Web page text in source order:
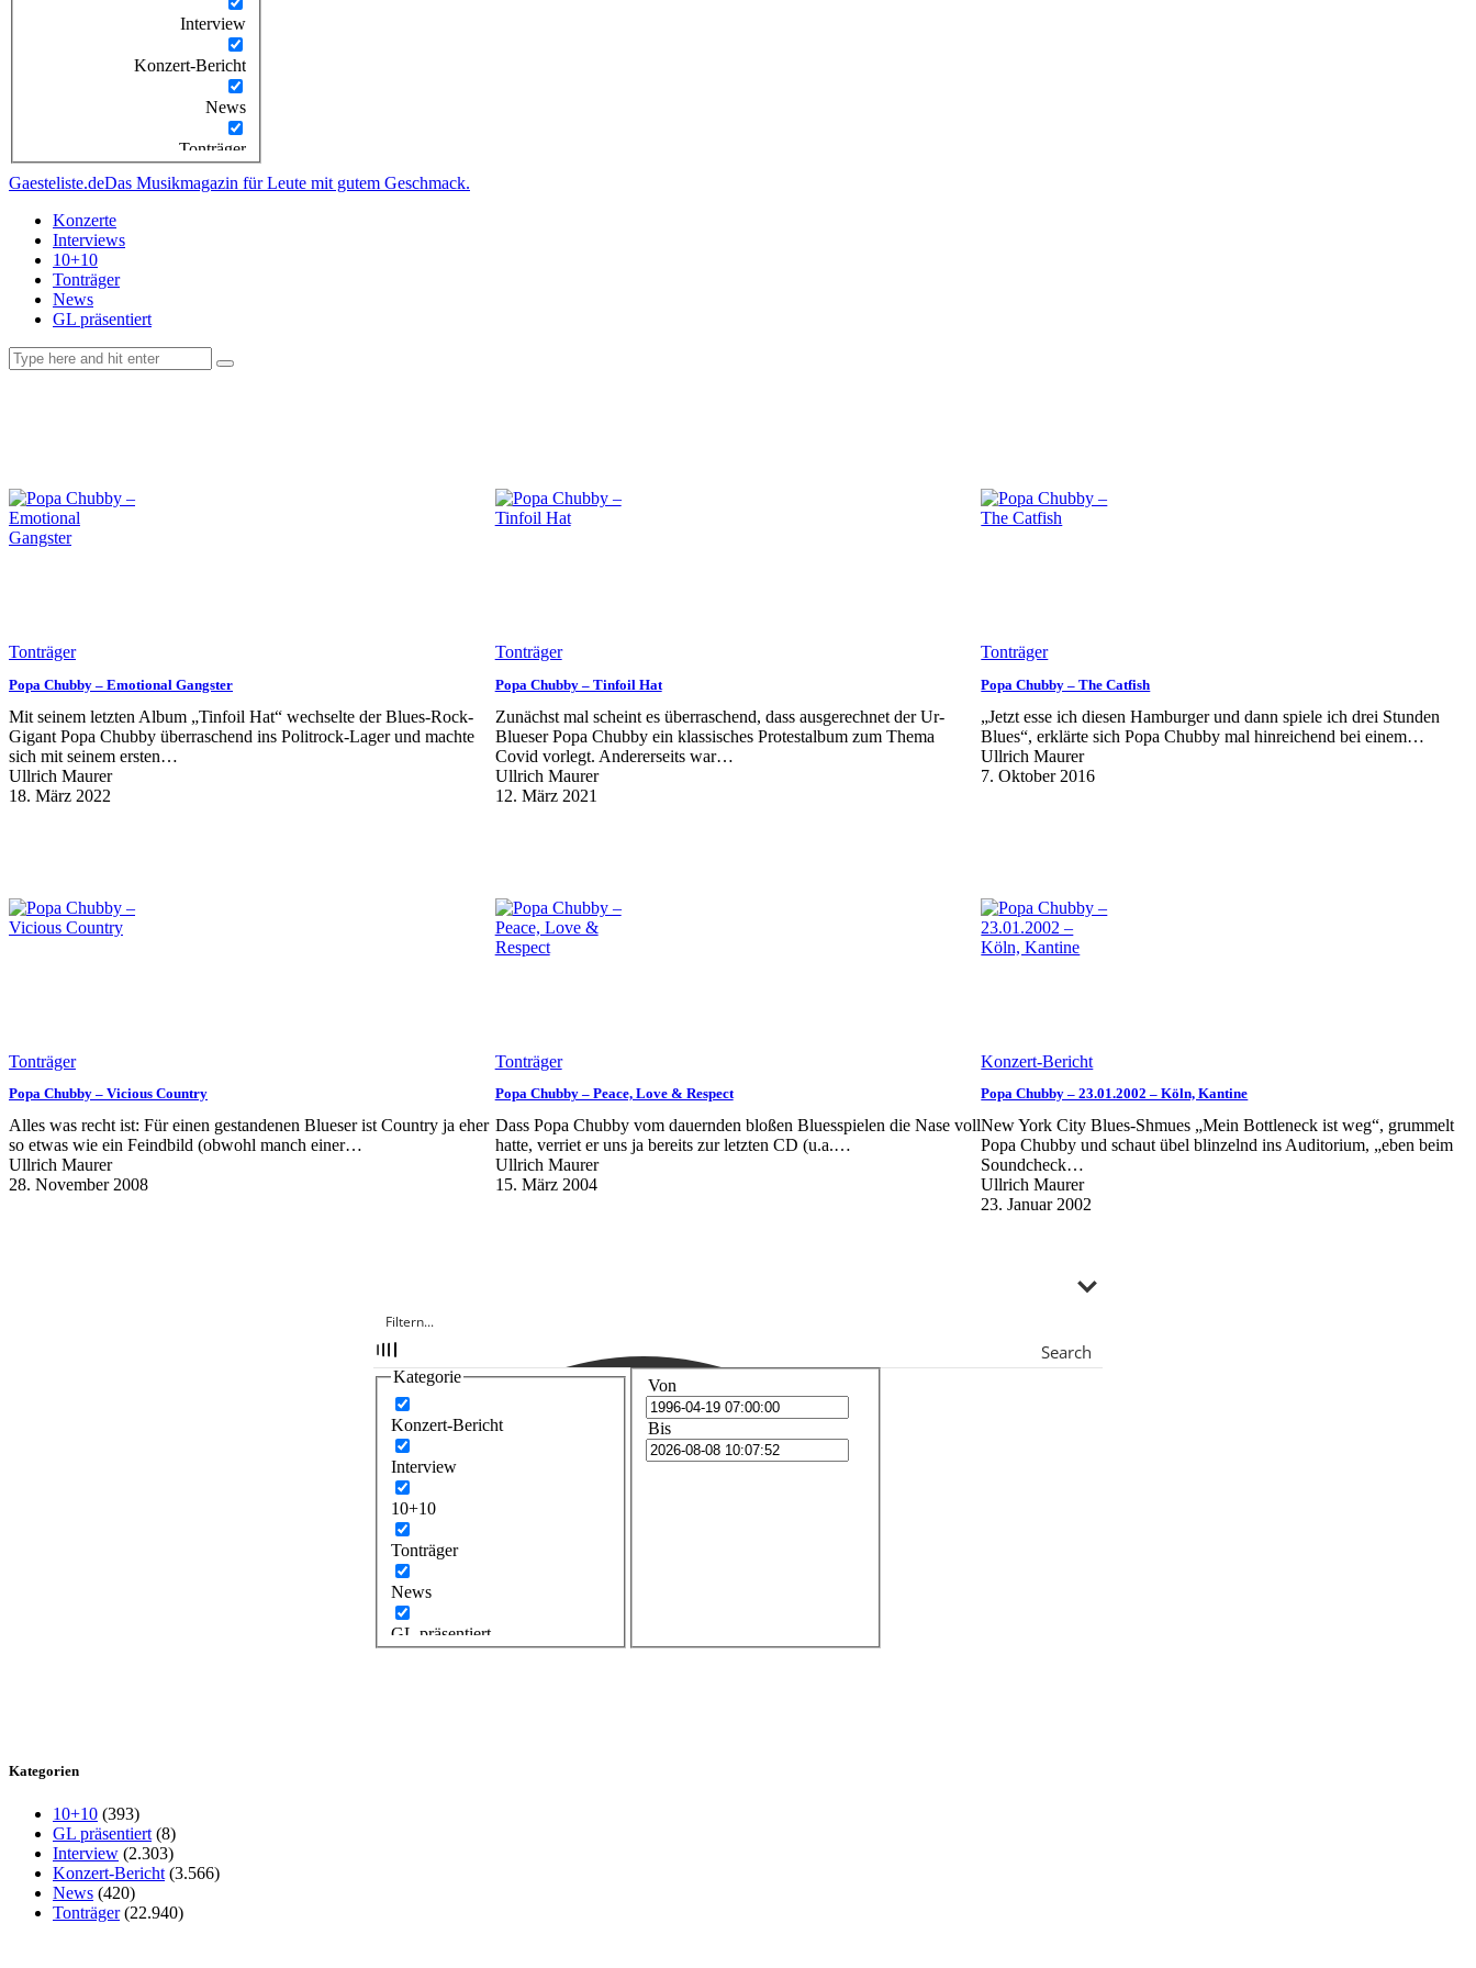
Interview
Konzert-Bericht
News
Tonträger
Gaesteliste.deDas Musikmagazin für Leute mit gutem Geschmack.
Konzerte
Interviews
10+10
Tonträger
News
GL präsentiert
Tonträger
Popa Chubby – Emotional Gangster
Mit seinem letzten Album „Tinfoil Hat“ wechselte der Blues-Rock-
Gigant Popa Chubby überraschend ins Politrock-Lager und machte
sich mit seinem ersten…
Ullrich Maurer
18. März 2022
Tonträger
Popa Chubby – Tinfoil Hat
Zunächst mal scheint es überraschend, dass ausgerechnet der Ur-
Blueser Popa Chubby ein klassisches Protestalbum zum Thema
Covid vorlegt. Andererseits war…
Ullrich Maurer
12. März 2021
Tonträger
Popa Chubby – The Catfish
„Jetzt esse ich diesen Hamburger und dann spiele ich drei Stunden
Blues“, erklärte sich Popa Chubby mal hinreichend bei einem…
Ullrich Maurer
7. Oktober 2016
Tonträger
Popa Chubby – Vicious Country
Alles was recht ist: Für einen gestandenen Blueser ist Country ja eher
so etwas wie ein Feindbild (obwohl manch einer…
Ullrich Maurer
28. November 2008
Tonträger
Popa Chubby – Peace, Love & Respect
Dass Popa Chubby vom dauernden bloßen Bluesspielen die Nase voll
hatte, verriet er uns ja bereits zur letzten CD (u.a.…
Ullrich Maurer
15. März 2004
Konzert-Bericht
Popa Chubby – 23.01.2002 – Köln, Kantine
New York City Blues-Shmues „Mein Bottleneck ist weg“, grummelt
Popa Chubby und schaut übel blinzelnd ins Auditorium, „eben beim
Soundcheck…
Ullrich Maurer
23. Januar 2002
Search
Kategorie
Konzert-Bericht
Interview
10+10
Tonträger
News
GL präsentiert
Von
Bis
Kategorien
10+10 (393)
GL präsentiert (8)
Interview (2.303)
Konzert-Bericht (3.566)
News (420)
Tonträger(22.940)